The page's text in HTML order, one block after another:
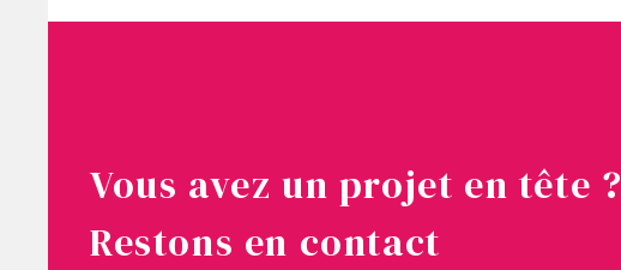
Vous avez un projet en tête ?
Restons en contact